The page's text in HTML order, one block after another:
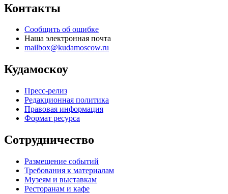
Контакты
Сообщить об ошибке
Наша электронная почта
mailbox@kudamoscow.ru
Кудамоскоу
Пресс-релиз
Редакционная политика
Правовая информация
Формат ресурса
Сотрудничество
Размещение событий
Требования к материалам
Музеям и выставкам
Ресторанам и кафе